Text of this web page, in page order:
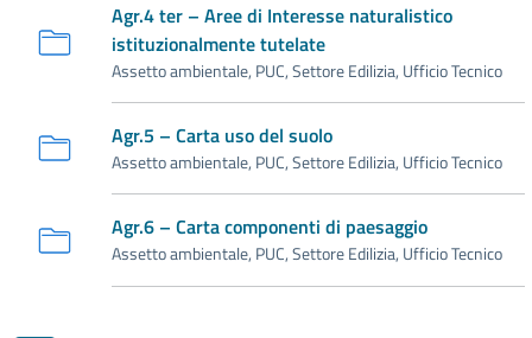
Agr.4 ter – Aree di Interesse naturalistico
istituzionalmente tutelate
Assetto ambientale, PUC, Settore Edilizia, Ufficio Tecnico
Agr.5 – Carta uso del suolo
Assetto ambientale, PUC, Settore Edilizia, Ufficio Tecnico
Agr.6 – Carta componenti di paesaggio
Assetto ambientale, PUC, Settore Edilizia, Ufficio Tecnico